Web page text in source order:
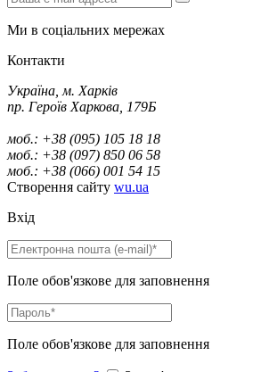
Ми в соціальних мережах
Контакти
Україна, м. Харків
пр. Героїв Харкова, 179Б
моб.: +38 (095) 105 18 18
моб.: +38 (097) 850 06 58
моб.: +38 (066) 001 54 15
Створення сайту wu.ua
Вхід
Поле обов'язкове для заповнення
Поле обов'язкове для заповнення